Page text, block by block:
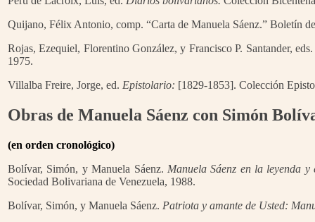
Quijano, Félix Antonio, comp. “Carta de Manuela Sáenz.” Boletín
Rojas, Ezequiel, Florentino González, y Francisco P. Santander, eds.
1975.
Villalba Freire, Jorge, ed. Epistolario: [1829-1853]. Colección
Obras de Manuela Sáenz con Simón
(en orden cronológico)
Bolívar, Simón, y Manuela Sáenz. Manuela Sáenz en la leyenda
Sociedad Bolivariana de Venezuela, 1988.
Bolívar, Simón, y Manuela Sáenz. Patriota y amante de Usted: